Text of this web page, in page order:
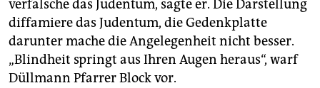
verfälsche das Judentum, sagte er. Die Darstellung
diffamiere das Judentum, die Gedenkplatte
darunter mache die Angelegenheit nicht besser.
„Blindheit springt aus Ihren Augen heraus“, warf
Düllmann Pfarrer Block vor.